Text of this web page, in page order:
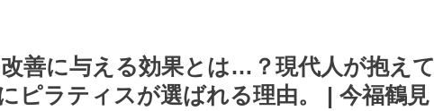
善に与える効果とは…？現代人が抱えて
ピラティスが選ばれる理由。 | 今福鶴見